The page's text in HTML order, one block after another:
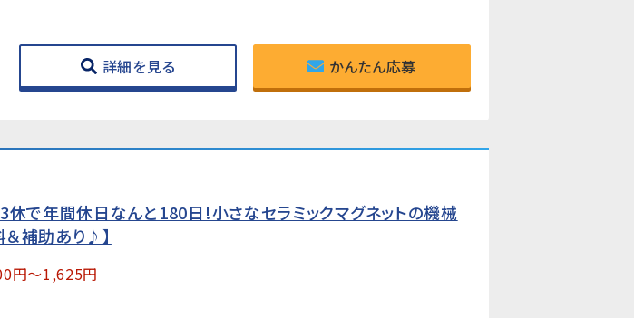
詳細を見る かんたん応募
休で年間休日なんと180日!小さなセラミックマグネットの機械
＆補助あり♪】
円～1,625円